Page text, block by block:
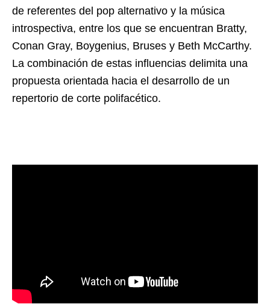
de referentes del pop alternativo y la música
introspectiva, entre los que se encuentran Bratty,
Conan Gray, Boygenius, Bruses y Beth McCarthy.
La combinación de estas influencias delimita una
propuesta orientada hacia el desarrollo de un
repertorio de corte polifacético.